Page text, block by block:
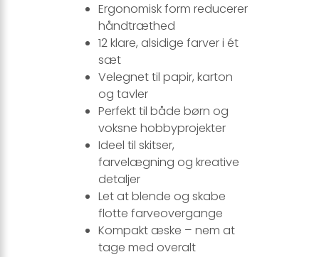
Ergonomisk form reducerer
håndtræthed
12 klare, alsidige farver i ét
sæt
Velegnet til papir, karton
og tavler
Perfekt til både børn og
voksne hobbyprojekter
Ideel til skitser,
farvelægning og kreative
detaljer
Let at blende og skabe
flotte farveovergange
Kompakt æske – nem at
tage med overalt